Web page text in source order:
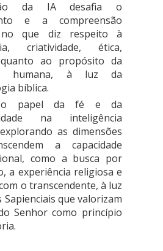
da IA desafia o
e a compreensão
no que diz respeito à
criatividade, ética,
ao propósito da
humana, à luz da
bíblica.
o papel da fé e da
na inteligência
as dimensões
a capacidade
como a busca por
a experiência religiosa e
o transcendente, à luz
Sapienciais que valorizam
Senhor como princípio